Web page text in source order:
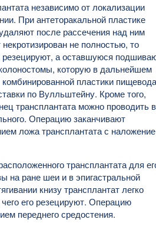
независимо от локализации
При антеторакальной пластике
после рассечения над ним
не полностью, то
а оставшуюся
которую в дальнейшем
пластики пищевода
по Вулльштейну. Кроме того,
трансплантата можно проводить в
Операцию заканчивают
ложа трансплантата с
трансплантата для
на ране шеи и в эпигастральной
книзу трансплантат легко
его резецируют. Операцию
переднего средостения.